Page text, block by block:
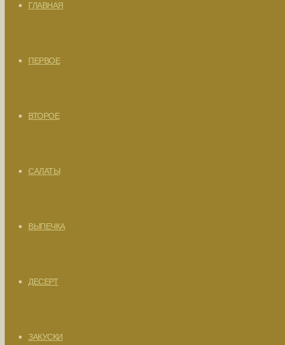
ГЛАВНАЯ
ПЕРВОЕ
ВТОРОЕ
САЛАТЫ
ВЫПЕЧКА
ДЕСЕРТ
ЗАКУСКИ